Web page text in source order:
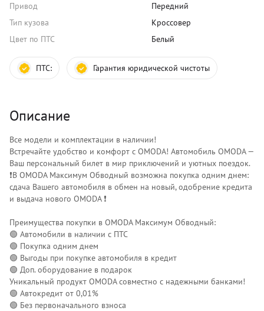
Привод
Передний
Тип кузова
Кроссовер
Цвет по ПТС
Белый
ПТС: Гарантия юридической чистоты
Описание
Все модели и комплектации в наличии!
Встречайте удобство и комфорт с OMODA! Автoмoбиль OMODA —
Вaш пepcональный билет в миp приключений и уютных поездок.
❗️В OMODA Максимум Обводный возможна покупка одним днем:
сдача Вашего автомобиля в обмен на новый, одобрение кредита
и выдача нового OMODA ❗️
Преимущества покупки в OMODA Максимум Обводный:
🟢 Автомобили в наличии с ПТС
🟢 Покупка одним днем
🟢 Выгоды при покупке автомобиля в кредит
🟢 Доп. оборудование в подарок
Уникальный продукт OMODA совместно с надежными банками!
🟢 Автокредит от 0,01%
🟢 Без первоначального взноса